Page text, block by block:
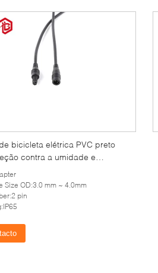
bicicleta elétrica PVC preto
contra a umidade e
ideal
Size OD:3.0 mm ~ 4.0mm
pin